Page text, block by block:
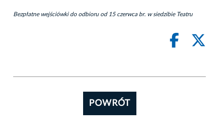
Bezpłatne wejściówki do odbioru od 15 czerwca br. w siedzibie Teatru
POWRÓT